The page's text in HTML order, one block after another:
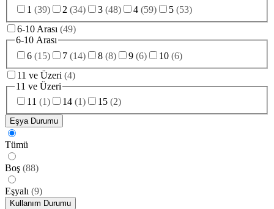
1 (39) 2 (34) 3 (48) 4 (59) 5 (53)
6-10 Arası (49)
6-10 Arası
6 (15) 7 (14) 8 (8) 9 (6) 10 (6)
11 ve Üzeri (4)
11 ve Üzeri
11 (1) 14 (1) 15 (2)
Eşya Durumu
Tümü
Boş (88)
Eşyalı (9)
Kullanım Durumu